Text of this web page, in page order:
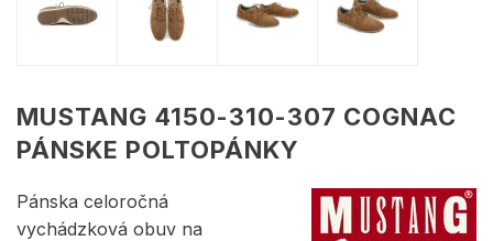
MUSTANG 4150-310-307 COGNAC
PÁNSKE POLTOPÁNKY
Pánska celoročná
vychádzková obuv na